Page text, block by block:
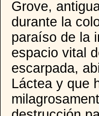
Grove,
durante la
paraíso de la
espacio vital
escarpada,
Láctea y que